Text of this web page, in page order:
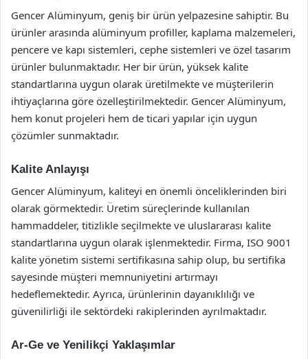
Gencer Alüminyum, geniş bir ürün yelpazesine sahiptir. Bu
ürünler arasında alüminyum profiller, kaplama malzemeleri,
pencere ve kapı sistemleri, cephe sistemleri ve özel tasarım
ürünler bulunmaktadır. Her bir ürün, yüksek kalite
standartlarına uygun olarak üretilmekte ve müşterilerin
ihtiyaçlarına göre özelleştirilmektedir. Gencer Alüminyum,
hem konut projeleri hem de ticari yapılar için uygun
çözümler sunmaktadır.
Kalite Anlayışı
Gencer Alüminyum, kaliteyi en önemli önceliklerinden biri
olarak görmektedir. Üretim süreçlerinde kullanılan
hammaddeler, titizlikle seçilmekte ve uluslararası kalite
standartlarına uygun olarak işlenmektedir. Firma, ISO 9001
kalite yönetim sistemi sertifikasına sahip olup, bu sertifika
sayesinde müşteri memnuniyetini artırmayı
hedeflemektedir. Ayrıca, ürünlerinin dayanıklılığı ve
güvenilirliği ile sektördeki rakiplerinden ayrılmaktadır.
Ar-Ge ve Yenilikçi Yaklaşımlar